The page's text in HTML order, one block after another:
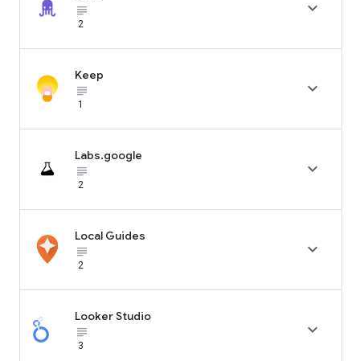
subject_black
2

Keep
subject_black
1

Labs.google
subject_black
2

Local Guides
subject_black
2

Looker Studio
subject_black
3
